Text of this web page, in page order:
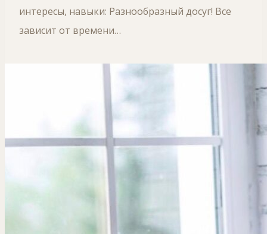
интересы, навыки: Разнообразный досуг! Все
зависит от времени…